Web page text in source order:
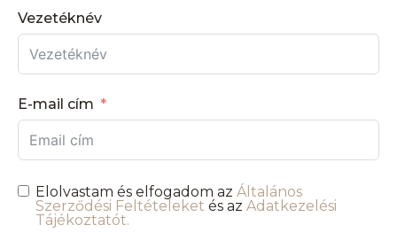
Vezetéknév
E-mail cím
Elolvastam és elfogadom az Általános
Szerződési Feltételeket és az Adatkezelési
Tájékoztatót.